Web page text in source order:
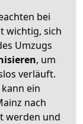
bei
wichtig, sich
Umzugs
, um
verläuft.
ein
nach
werden und